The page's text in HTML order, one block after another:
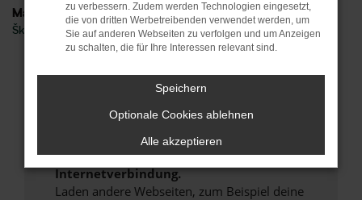
Marken
Škoda
Fehler: Network Error
Beim Laden ist ein Fehler aufgetreten.
Hier sind ein paar Tipps, die dir helfen können:
Überprüfe deine Firewall und deine
Internetverbindung.
Laden andere Webseiten, zum Beispiel deine
zu verbessern. Zudem werden Technologien eingesetzt,
die von dritten Werbetreibenden verwendet werden, um
Sie auf anderen Webseiten zu verfolgen und um Anzeigen
zu schalten, die für Ihre Interessen relevant sind.
Speichern
Optionale Cookies ablehnen
Alle akzeptieren